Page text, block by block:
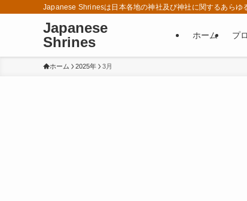
Japanese Shrinesは日本各地の神社及び神社に関するあらゆ
Japanese
Shrines
ホーム プ
ホーム 2025年 3月